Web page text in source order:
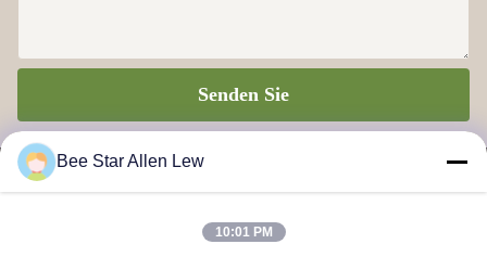
Senden Sie
Bee Star Allen Lew
10:01 PM